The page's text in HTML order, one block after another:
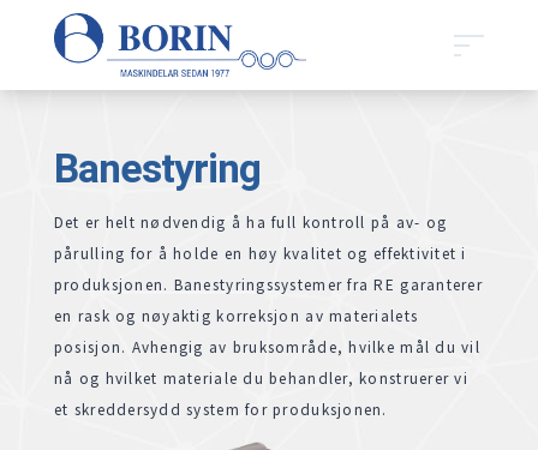
Banestyring
Det er helt nødvendig å ha full kontroll på av- og
pårulling for å holde en høy kvalitet og effektivitet i
produksjonen. Banestyringssystemer fra RE garanterer
en rask og nøyaktig korreksjon av materialets
posisjon. Avhengig av bruksområde, hvilke mål du vil
nå og hvilket materiale du behandler, konstruerer vi
et skreddersydd system for produksjonen.